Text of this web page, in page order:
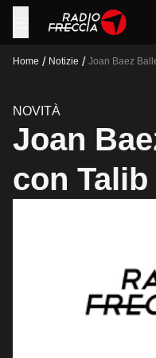
Home / Notizie / Joan Baez
NOVITÀ
Joan
con